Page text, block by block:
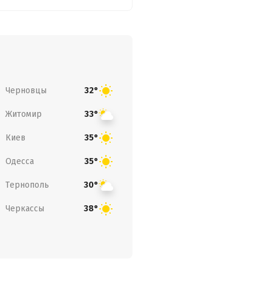
Черновцы 32°
Житомир 33°
Киев 35°
Одесса 35°
Тернополь 30°
Черкассы 38°